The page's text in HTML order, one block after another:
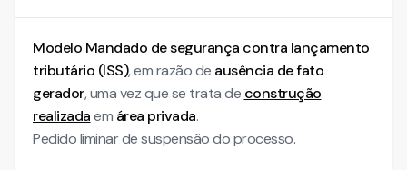
Modelo Mandado de segurança contra lançamento
tributário (ISS), em razão de ausência de fato
gerador, uma vez que se trata de construção
realizadaem área privada.
Pedido liminar de suspensão do processo.